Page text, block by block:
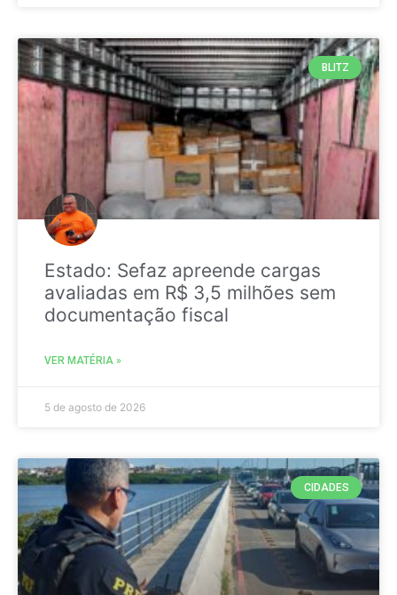
BLITZ
Estado: Sefaz apreende cargas
avaliadas em R$ 3,5 milhões sem
documentação fiscal
VER MATÉRIA »
5 de agosto de 2026
CIDADES